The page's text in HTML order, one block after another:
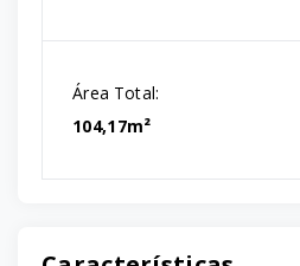
Área Total:
104,17m²